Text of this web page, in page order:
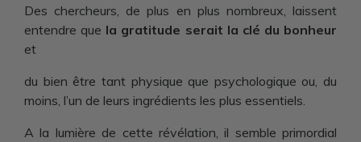
Des chercheurs, de plus en plus nombreux, laissent
entendre que la gratitude serait la clé du bonheur
et
du bien être tant physique que psychologique ou, du
moins, l’un de leurs ingrédients les plus essentiels.
A la lumière de cette révélation, il semble primordial